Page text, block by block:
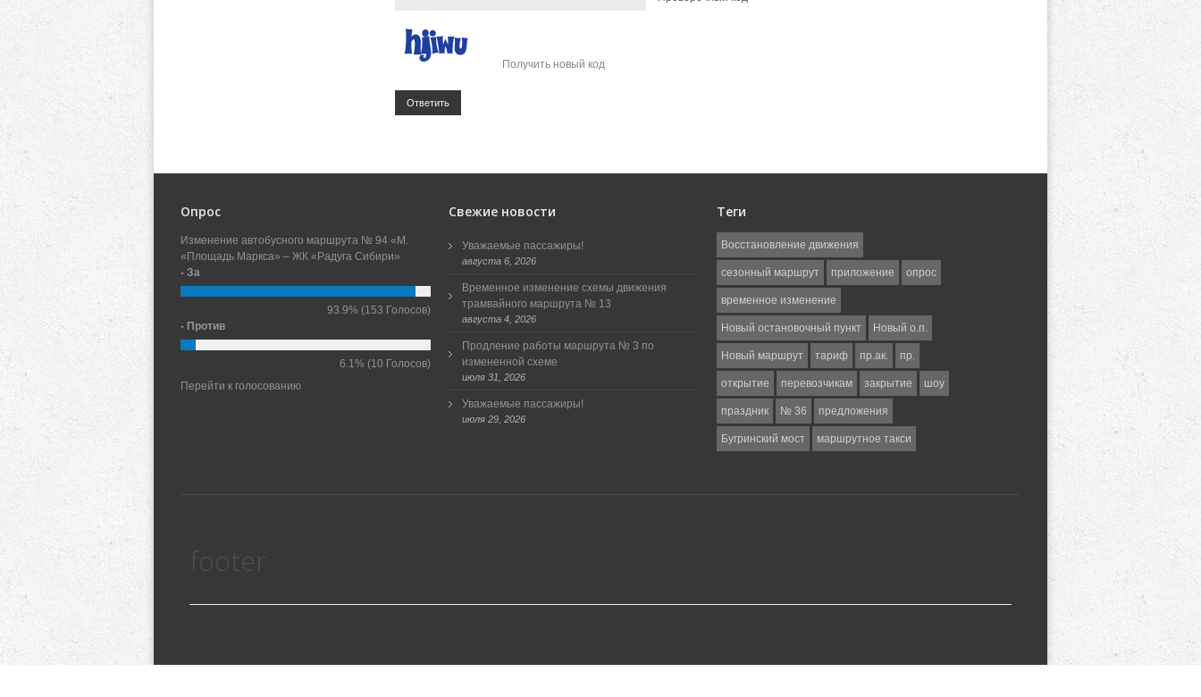
Получить новый код
Ответить
Опрос
Изменение автобусного маршрута № 94 «М.
«Площадь Маркса» – ЖК «Радуга Сибири»
- За
93.9% (153 Голосов)
- Против
6.1% (10 Голосов)
Перейти к голосованию
Свежие новости
Уважаемые пассажиры!
августа 6, 2026
Временное изменение схемы движения
трамвайного маршрута № 13
августа 4, 2026
Продление работы маршрута № 3 по
измененной схеме
июля 31, 2026
Уважаемые пассажиры!
июля 29, 2026
Теги
Восстановление движения
сезонный маршрут приложение опрос
временное изменение
Новый остановочный пункт Новый о.п.
Новый маршрут тариф пр.ак. пр.
открытие перевозчикам закрытие шоу
праздник № 36 предложения
Бугринский мост маршрутное такси
footer